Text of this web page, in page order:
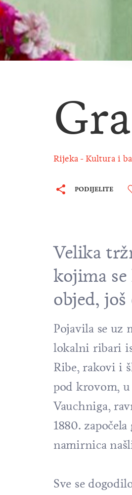
Rijeka Kultura i
PODIJELITE
Velika
kojima
objed, još
Pojavila se uz
lokalni ribari
Ribe, rakovi i
pod krovom,
Vauchniga,
1880.
namirnica
Sve se